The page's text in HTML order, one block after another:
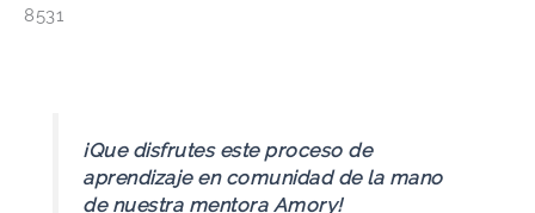
8531
¡Que disfrutes este proceso de
aprendizaje en comunidad de la mano
de nuestra mentora Amory!